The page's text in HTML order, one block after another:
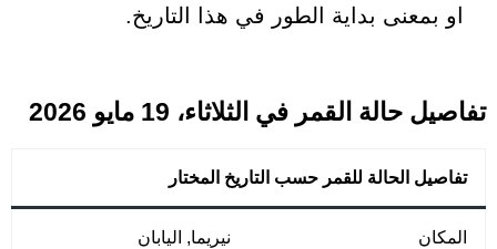
او بمعنى بداية الطور في هذا التاريخ.
تفاصيل حالة القمر في الثلاثاء، 19 مايو 2026
تفاصيل الحالة للقمر حسب التاريخ المختار
المكان نيريما, اليابان